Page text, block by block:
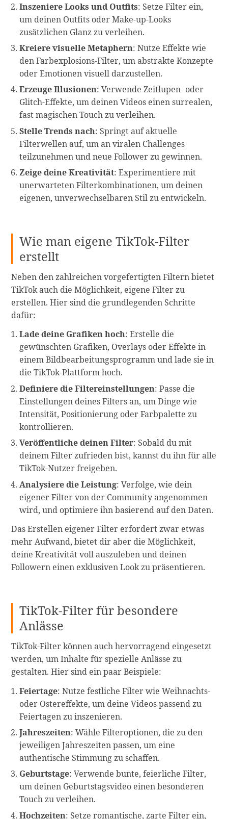
Inszeniere Looks und Outfits: Setze Filter ein,
um deinen Outfits oder Make-up-Looks
zusätzlichen Glanz zu verleihen.
Kreiere visuelle Metaphern: Nutze Effekte wie
den Farbexplosions-Filter, um abstrakte Konzepte
oder Emotionen visuell darzustellen.
Erzeuge Illusionen: Verwende Zeitlupen- oder
Glitch-Effekte, um deinen Videos einen surrealen,
fast magischen Touch zu verleihen.
Stelle Trends nach: Springt auf aktuelle
Filterwellen auf, um an viralen Challenges
teilzunehmen und neue Follower zu gewinnen.
Zeige deine Kreativität: Experimentiere mit
unerwarteten Filterkombinationen, um deinen
eigenen, unverwechselbaren Stil zu entwickeln.
Wie man eigene TikTok-Filter
erstellt
Neben den zahlreichen vorgefertigten Filtern bietet
TikTok auch die Möglichkeit, eigene Filter zu
erstellen. Hier sind die grundlegenden Schritte
dafür:
Lade deine Grafiken hoch: Erstelle die
gewünschten Grafiken, Overlays oder Effekte in
einem Bildbearbeitungsprogramm und lade sie in
die TikTok-Plattform hoch.
Definiere die Filtereinstellungen: Passe die
Einstellungen deines Filters an, um Dinge wie
Intensität, Positionierung oder Farbpalette zu
kontrollieren.
Veröffentliche deinen Filter: Sobald du mit
deinem Filter zufrieden bist, kannst du ihn für alle
TikTok-Nutzer freigeben.
Analysiere die Leistung: Verfolge, wie dein
eigener Filter von der Community angenommen
wird, und optimiere ihn basierend auf den Daten.
Das Erstellen eigener Filter erfordert zwar etwas
mehr Aufwand, bietet dir aber die Möglichkeit,
deine Kreativität voll auszuleben und deinen
Followern einen exklusiven Look zu präsentieren.
TikTok-Filter für besondere
Anlässe
TikTok-Filter können auch hervorragend eingesetzt
werden, um Inhalte für spezielle Anlässe zu
gestalten. Hier sind ein paar Beispiele:
Feiertage: Nutze festliche Filter wie Weihnachts-
oder Ostereffekte, um deine Videos passend zu
Feiertagen zu inszenieren.
Jahreszeiten: Wähle Filteroptionen, die zu den
jeweiligen Jahreszeiten passen, um eine
authentische Stimmung zu schaffen.
Geburtstage: Verwende bunte, feierliche Filter,
um deinen Geburtstagsvideo einen besonderen
Touch zu verleihen.
Hochzeiten: Setze romantische, zarte Filter ein,